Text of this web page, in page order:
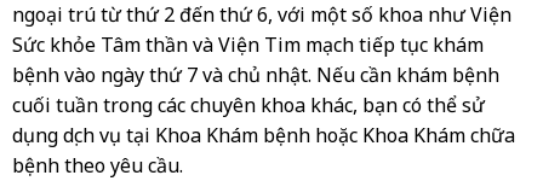
ngoại trú từ thứ 2 đến thứ 6, với một số khoa như Viện
Sức khỏe Tâm thần và Viện Tim mạch tiếp tục khám
bệnh vào ngày thứ 7 và chủ nhật. Nếu cần khám bệnh
cuối tuần trong các chuyên khoa khác, bạn có thể sử
dụng dịch vụ tại Khoa Khám bệnh hoặc Khoa Khám chữa
bệnh theo yêu cầu.